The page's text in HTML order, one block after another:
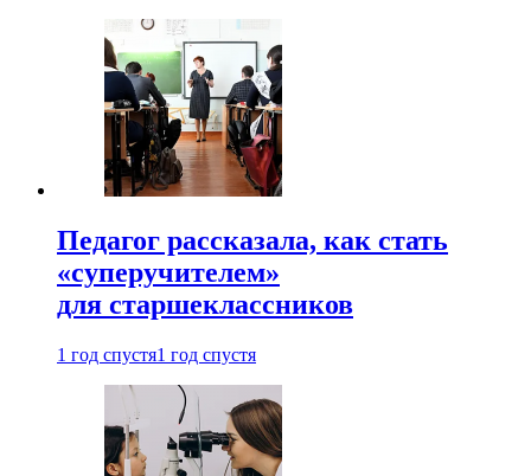
Педагог рассказала, как стать
«суперучителем»
для старшеклассников
1 год спустя1 год спустя